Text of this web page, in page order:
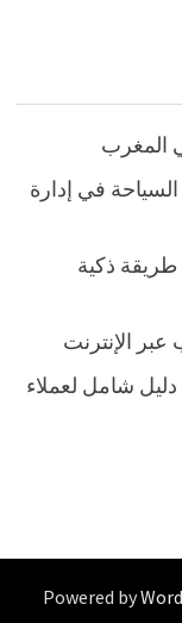
المغرب
في إدارة
طريقة ذكية
الإنترنت
شامل لعملاء